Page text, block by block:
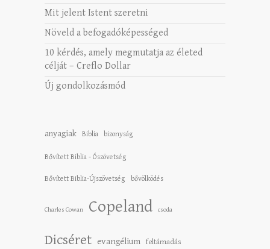
Mit jelent Istent szeretni
Növeld a befogadóképességed
10 kérdés, amely megmutatja az életed
célját – Creflo Dollar
Új gondolkozásmód
anyagiak Biblia bizonyság
Bővített Biblia - Ószövetség
Bővített Biblia-Újszövetség bővölködés
Charles Cowan Copeland csoda
Dicséret evangélium feltámadás